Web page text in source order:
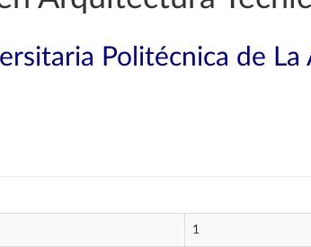
Politécnica de La
1